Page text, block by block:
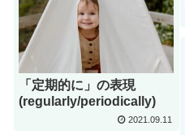
「定期的に」の表現
(regularly/periodically)
2021.09.11